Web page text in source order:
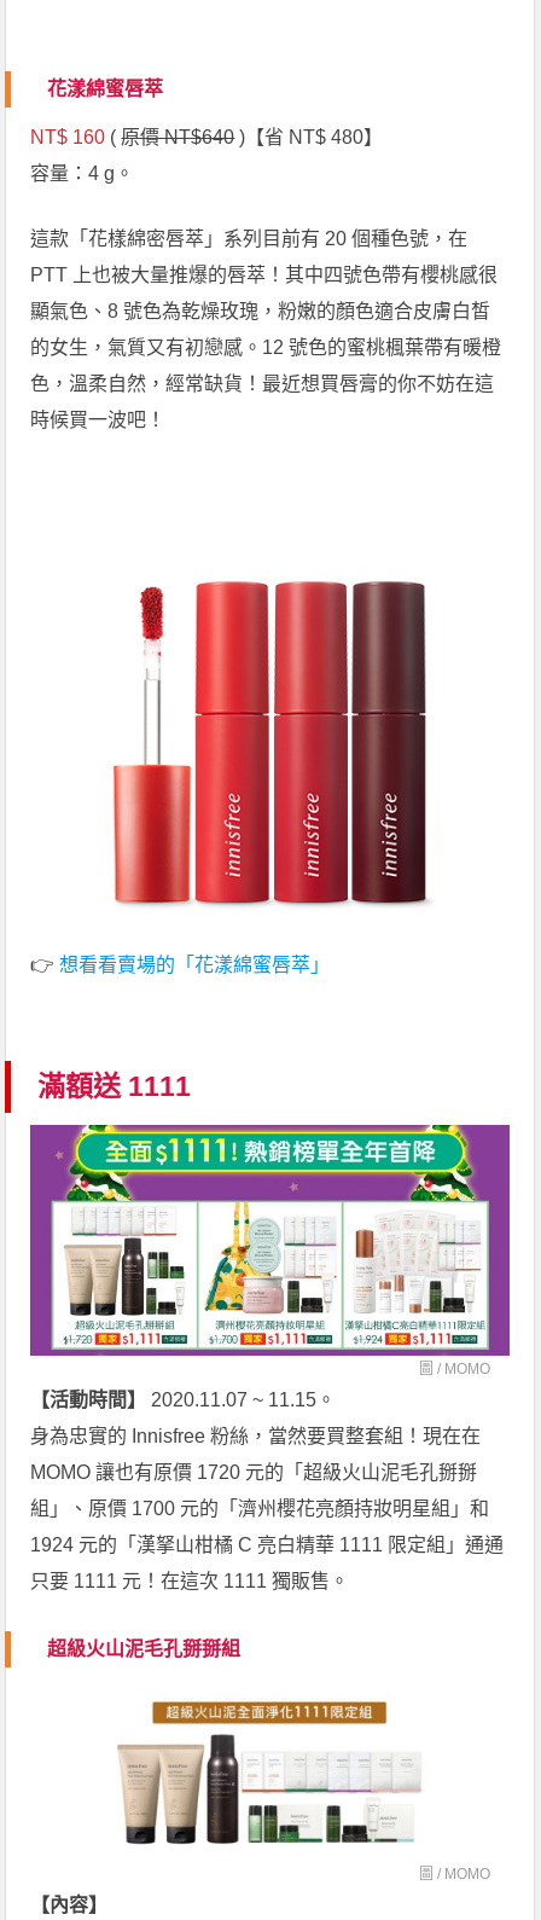
花漾綿蜜唇萃
NT$ 160 (原價 NT$640)【省 NT$ 480】
容量：4 g。
這款「花樣綿密唇萃」系列目前有 20 個種色號，在
PTT 上也被大量推爆的唇萃！其中四號色帶有櫻桃感很
顯氣色、8 號色為乾燥玫瑰，粉嫩的顏色適合皮膚白皙
的女生，氣質又有初戀感。12 號色的蜜桃楓葉帶有暖橙
色，溫柔自然，經常缺貨！最近想買唇膏的你不妨在這
時候買一波吧！
👉想看看賣場的「花漾綿蜜唇萃」
滿額送 1111
圖 / MOMO
【活動時間】
2020.11.07 ~ 11.15。
身為忠實的 Innisfree 粉絲，當然要買整套組！現在在
MOMO 讓也有原價 1720 元的「超級火山泥毛孔掰掰
組」、原價 1700 元的「濟州櫻花亮顏持妝明星組」和
1924 元的「漢拏山柑橘 C 亮白精華 1111 限定組」通通
只要 1111 元！在這次 1111 獨販售。
超級火山泥毛孔掰掰組
圖 / MOMO
【內容】